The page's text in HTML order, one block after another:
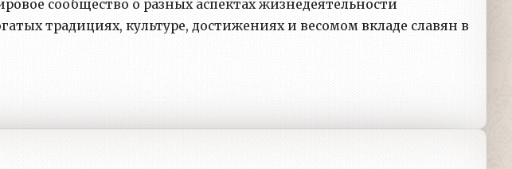
сообщество о разных аспектах жизнедеятельности
традициях, культуре, достижениях и весомом вкладе славян в